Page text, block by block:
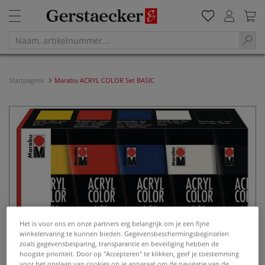
Startpagina Marabu ACRYL COLOR Set BASIC
Het is voor ons en onze partners erg belangrijk om je een fijne
winkelervaring te kunnen bieden. Gegevensbeschermingsbeginselen
zoals gegevensbesparing, transparantie en beveiliging hebben de
hoogste prioriteit. Door op "Accepteren" te klikken, geef je toestemming